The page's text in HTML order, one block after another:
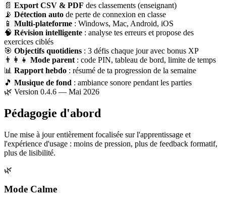
📄 Export CSV & PDF des classements (enseignant)
📡 Détection auto de perte de connexion en classe
📱 Multi-plateforme : Windows, Mac, Android, iOS
🧠 Révision intelligente : analyse tes erreurs et propose des
exercices ciblés
🎯 Objectifs quotidiens : 3 défis chaque jour avec bonus XP
👨‍👩‍👧 Mode parent : code PIN, tableau de bord, limite de temps
📊 Rapport hebdo : résumé de ta progression de la semaine
🎵 Musique de fond : ambiance sonore pendant les parties
🌿 Version 0.4.6 — Mai 2026
Pédagogie d'abord
Une mise à jour entièrement focalisée sur l'apprentissage et
l'expérience d'usage : moins de pression, plus de feedback formatif,
plus de lisibilité.
🌿
Mode Calme